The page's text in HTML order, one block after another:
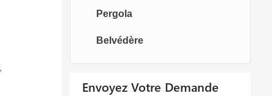
Canapé en teck
Chaises pivotantes
Chaises oeufs
Lit de bronzage
Chaise longue
Pergola
Belvédère
Envoyez Votre Demande